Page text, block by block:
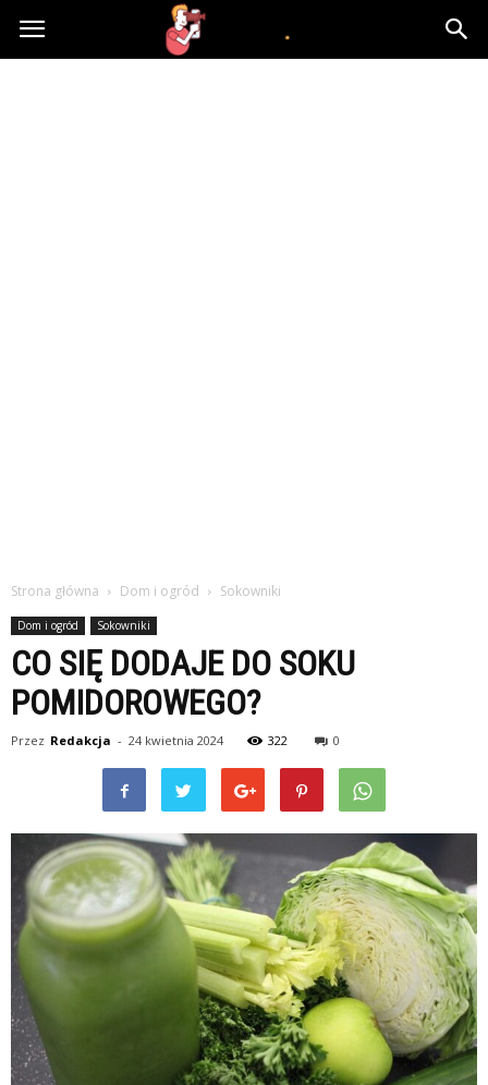
atvn.pl
Strona główna Dom i ogród Sokowniki
Dom i ogród Sokowniki
CO SIĘ DODAJE DO SOKU
POMIDOROWEGO?
Przez Redakcja - 24 kwietnia 2024 322 0